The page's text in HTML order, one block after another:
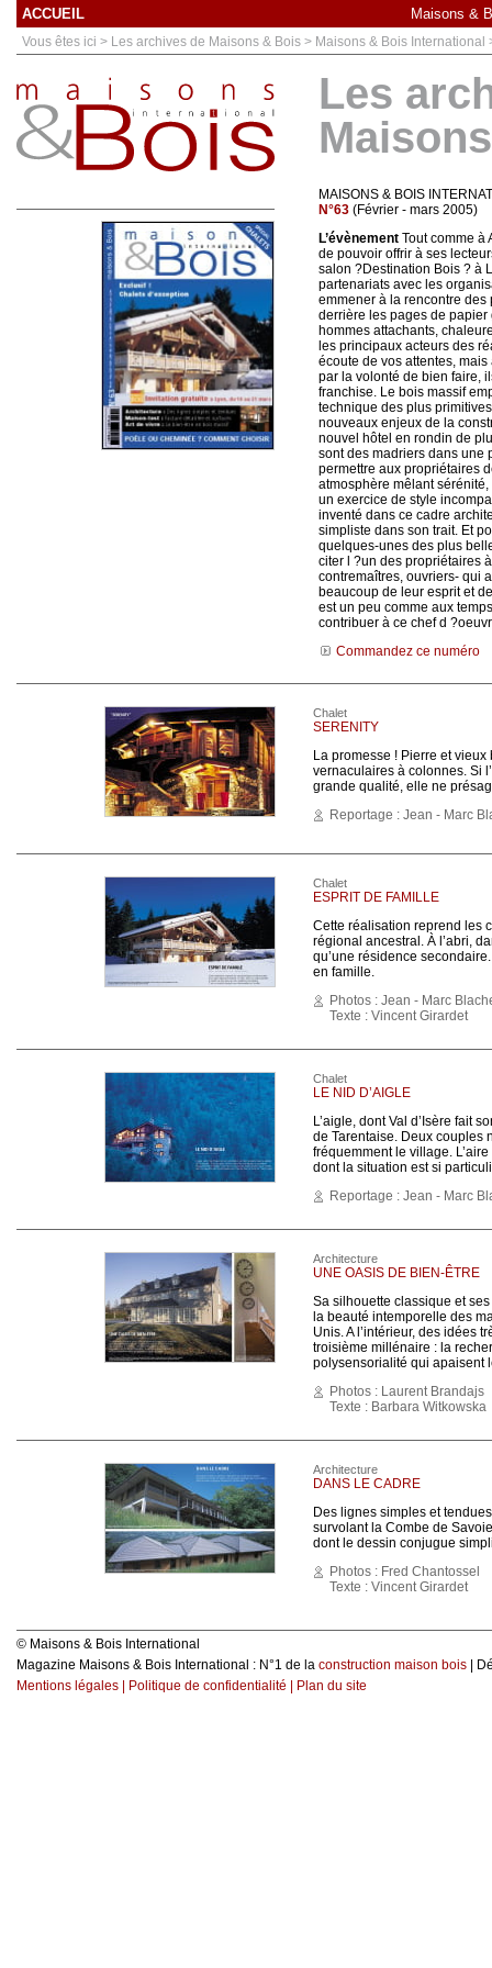
ACCUEIL Maisons &
Vous êtes ici > Les archives de Maisons & Bois > Maisons & Bois International
Les
MAISONS & BOIS
N°63 (Février - mars 2005)
L’évènement Tout comme à
de pouvoir offrir à ses
salon ?Destination Bois ? à
partenariats avec les
emmener à la rencontre
derrière les pages de
hommes attachants,
les principaux acteurs des
écoute de vos attentes,
par la volonté de bien faire,
franchise. Le bois massif
technique des plus
nouveaux enjeux de la
nouvel hôtel en rondin de
sont des madriers dans une
permettre aux propriétaires
atmosphère mêlant
un exercice de style
inventé dans ce cadre
simpliste dans son trait. Et
quelques-unes des plus
citer l ?un des propriétaires
contremaîtres, ouvriers- qui
beaucoup de leur esprit et
est un peu comme aux
contribuer à ce chef d
Commandez ce numéro
Chalet
SERENITY
La promesse ! Pierre et
vernaculaires à colonnes. Si
grande qualité, elle ne
Reportage : Jean - Marc
Chalet
ESPRIT DE FAMILLE
Cette réalisation reprend les
régional ancestral. À l’abri,
qu’une résidence
en famille.
Photos : Jean - Marc
Texte : Vincent Girardet
Chalet
LE NID D’AIGLE
L’aigle, dont Val d’Isère fait
de Tarentaise. Deux couples
fréquemment le village.
dont la situation est si
Reportage : Jean - Marc
Architecture
UNE OASIS DE BIEN-ÊTRE
Sa silhouette classique et
la beauté intemporelle des
Unis. A l’intérieur, des idées
troisième millénaire : la
polysensorialité qui apaisent
Photos : Laurent Brandajs
Texte : Barbara Witkowska
Architecture
DANS LE CADRE
Des lignes simples et
survolant la Combe de
dont le dessin conjugue
Photos : Fred Chantossel
Texte : Vincent Girardet
© Maisons & Bois International
Magazine Maisons & Bois International : N°1 de la construction maison bois |
Mentions légales
Politique de confidentialité Plan du site